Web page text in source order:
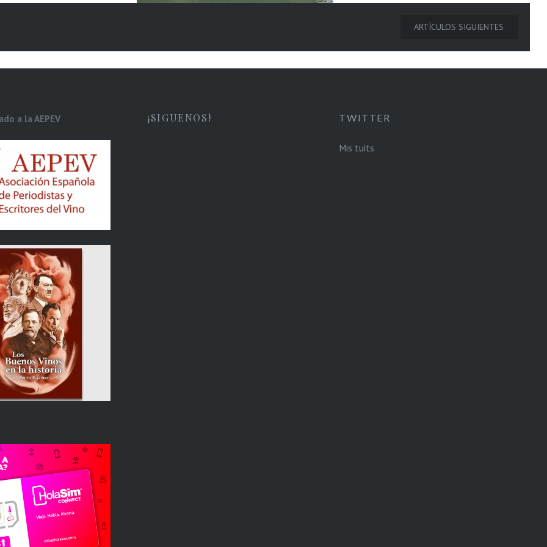
ARTÍCULOS SIGUIENTES
a la AEPEV ¡SIGUENOS! TWITTER
Mis tuits